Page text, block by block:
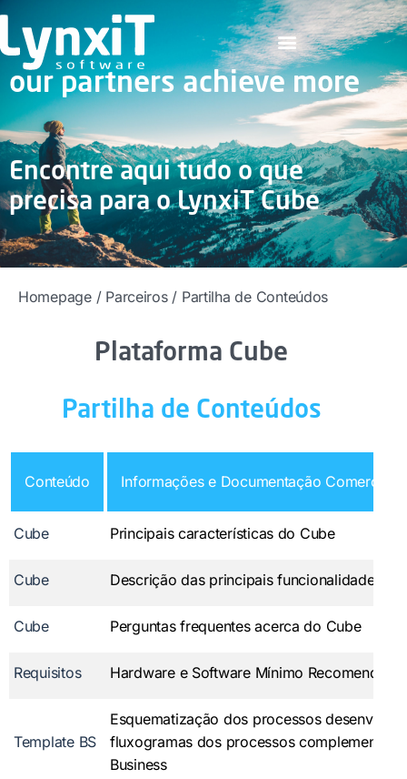
our partners achieve more
Encontre aqui tudo o que
precisa para o LynxiT Cube
Homepage/ Parceiros/ Partilha de Conteúdos
Plataforma Cube
Partilha de Conteúdos
Conteúdo Informações e Documentação Comercial
Cube Principais características do Cube
Cube Descrição das principais funcionalidades do
Cube Perguntas frequentes acerca do Cube
Requisitos Hardware e Software Mínimo Recomendado
Template BS
Esquematização dos processos
fluxogramas dos processos
Business